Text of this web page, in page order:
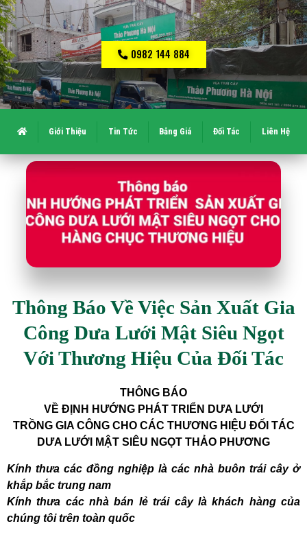
0982 144 884
Giới Thiệu Tin Tức Bảng Giá Đối Tác Liên Hệ
Thông Báo Về Việc Sản Xuất Gia
Công Dưa Lưới Mật Siêu Ngọt
Với Thương Hiệu Của Đối Tác
THÔNG BÁO
VỀ ĐỊNH HƯỚNG PHÁT TRIỂN DƯA LƯỚI
TRỒNG GIA CÔNG CHO CÁC THƯƠNG HIỆU ĐỐI TÁC
DƯA LƯỚI MẬT SIÊU NGỌT THẢO PHƯƠNG
Kính thưa các đồng nghiệp là các nhà buôn trái cây ở
khắp bắc trung nam
Kính thưa các nhà bán lẻ trái cây là khách hàng của
chúng tôi trên toàn quốc